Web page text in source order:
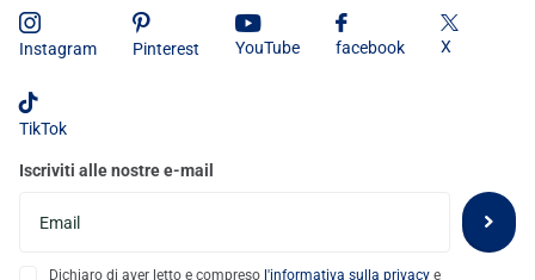
Instagram Pinterest YouTube facebook X
TikTok
Iscriviti alle nostre e-mail
Dichiaro di aver letto e compreso l'informativa sulla privacye